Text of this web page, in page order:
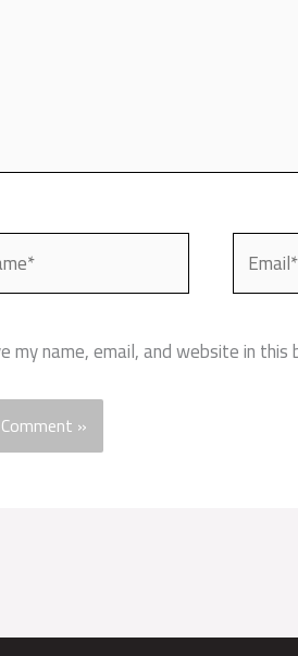
my name, email, and website in